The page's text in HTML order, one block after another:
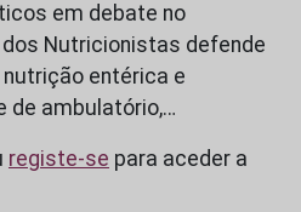
em debate no
dos Nutricionistas defende
entérica e
de ambulatório,…
registe-se para aceder a